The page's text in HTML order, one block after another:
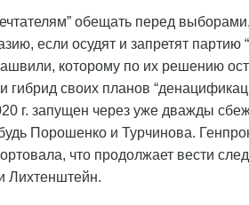
обещать перед
если осудят и запретят партию
которому по их решению
гибрид своих планов
г. запущен через уже дважды
Порошенко и Турчинова.
что продолжает вести
Лихтенштейн.